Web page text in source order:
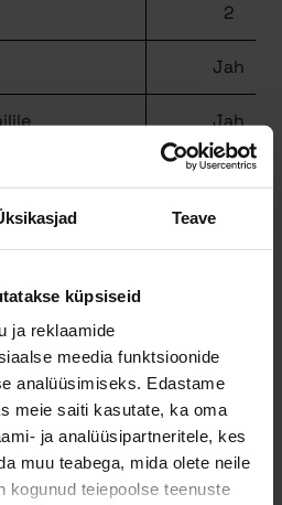
Teave
küpsiseid
ja reklaamide
meedia funktsioonide
analüüsimiseks. Edastame
meie saiti kasutate, ka oma
ja analüüsipartneritele, kes
muu teabega, mida olete neile
kogunud teiepoolse teenuste
2
Jah
Jah
Jah
vaata
)
Jah
Jah
Jah
150